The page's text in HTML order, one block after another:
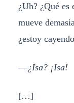
¿Uh? ¿Qué
mueve
¿estoy
—¿Isa? ¡Isa!
[…]